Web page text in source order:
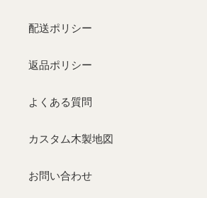
配送ポリシー
返品ポリシー
よくある質問
カスタム木製地図
お問い合わせ